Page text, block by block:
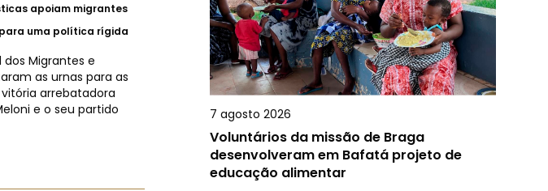
apoiam migrantes
uma política rígida
dos Migrantes e
as urnas para as
arrebatadora
e o seu partido
7 agosto 2026
Voluntários da missão de Braga
desenvolveram em Bafatá projeto de
educação alimentar